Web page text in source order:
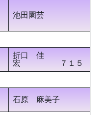
池田園芸
折口 佳
宏 ７１５
石原 麻美子